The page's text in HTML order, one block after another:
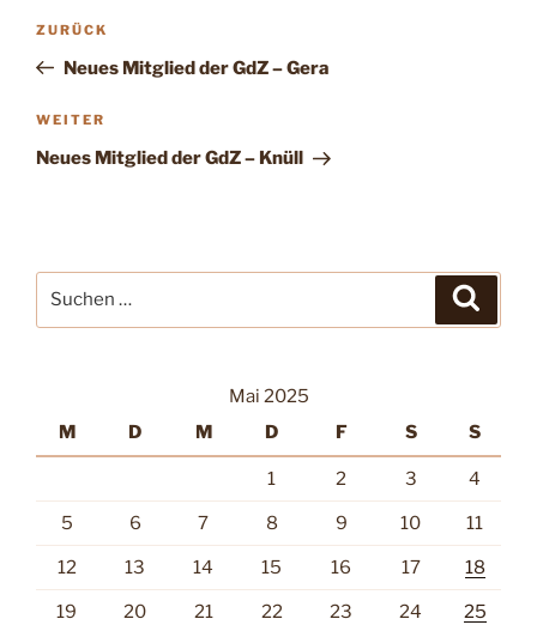
Beitragsnavigation
Vorheriger
Beitrag
ZURÜCK
Neues Mitglied der GdZ – Gera
Nächster
Beitrag
WEITER
Neues Mitglied der GdZ – Knüll
nach:
Mai 2025
M
D M D F S S
1 2 3 4
5 6 7 8 9 10 11
12 13 14 15 16 17 18
19 20 21 22 23 24 25